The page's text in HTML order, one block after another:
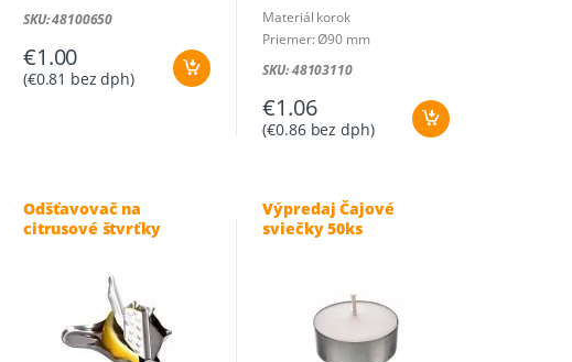
SKU: 48100650
€1.00
(€0.81 bez dph)
Materiál korok
Priemer: Ø90 mm
SKU: 48103110
€1.06
(€0.86bez dph)
Odšťavovač na
citrusové štvrťky
Výpredaj Čajové
sviečky 50ks